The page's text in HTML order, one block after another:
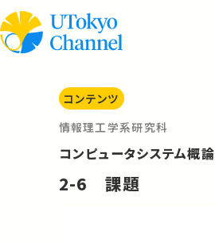
コンテンツ
情報理工学系研究科
コンピュータシステム概論
2-6 課題